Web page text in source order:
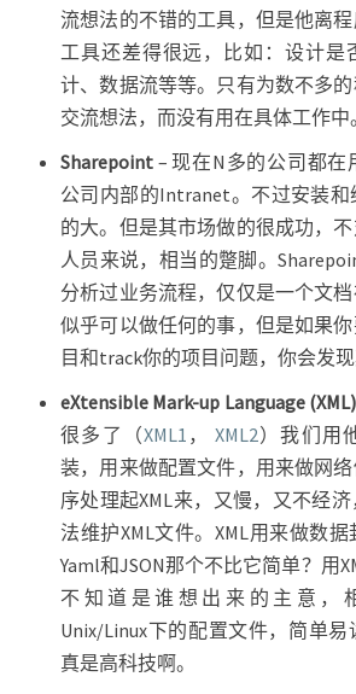
流想法的不错的工具，但是他离
工具还差得很远，比如：设计是
计、数据流等等。只有为数不多
交流想法，而没有用在具体工作中。
Sharepoint – 现在N多的公司都
公司内部的Intranet。不过安装和
的大。但是其市场做的很成功，
人员来说，相当的蹩脚。
分析过业务流程，仅仅是一个文
似乎可以做任何的事，但是如果
目和track你的项目问题，你会发现
eXtensible Mark-up Language (XML)
很多了（XML1 ， XML2）我们用
装，用来做配置文件，用来做网
序处理起XML来，又慢，又不经
法维护XML文件。XML用来做数据
Yaml和JSON那个不比它简单？用
不知道是谁想出来的主意，
Unix/Linux下的配置文件，简单易
真是高科技啊。